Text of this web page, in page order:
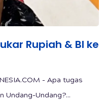
Rupiah & BI ke
- Apa tugas
Undang-Undang?...